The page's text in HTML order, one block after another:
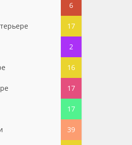
6
17
2
16
17
17
39